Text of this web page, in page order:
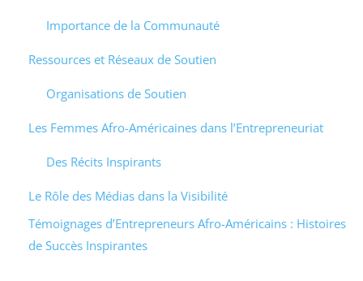
Importance de la Communauté
Ressources et Réseaux de Soutien
Organisations de Soutien
Les Femmes Afro-Américaines dans l’Entrepreneuriat
Des Récits Inspirants
Le Rôle des Médias dans la Visibilité
Témoignages d’Entrepreneurs Afro-Américains : Histoires
de Succès Inspirantes